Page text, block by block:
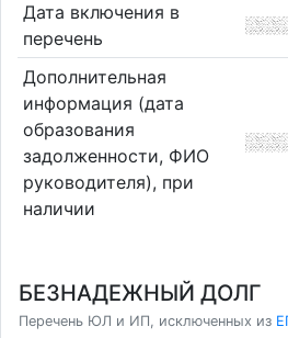
Дата включения в
перечень
Дополнительная
информация (дата
образования
задолженности, ФИО
руководителя), при
наличии
БЕЗНАДЕЖНЫЙ ДОЛГ
Перечень ЮЛ и ИП, исключенных из